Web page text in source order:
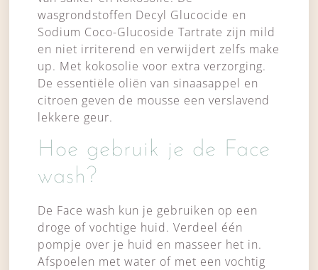
wasgrondstoffen Decyl Glucocide en
Sodium Coco-Glucoside Tartrate zijn mild
en niet irriterend en verwijdert zelfs make
up. Met kokosolie voor extra verzorging.
De essentiële oliën van sinaasappel en
citroen geven de mousse een verslavend
lekkere geur.
Hoe gebruik je de Face
wash?
De Face wash kun je gebruiken op een
droge of vochtige huid. Verdeel één
pompje over je huid en masseer het in.
Afspoelen met water of met een vochtig